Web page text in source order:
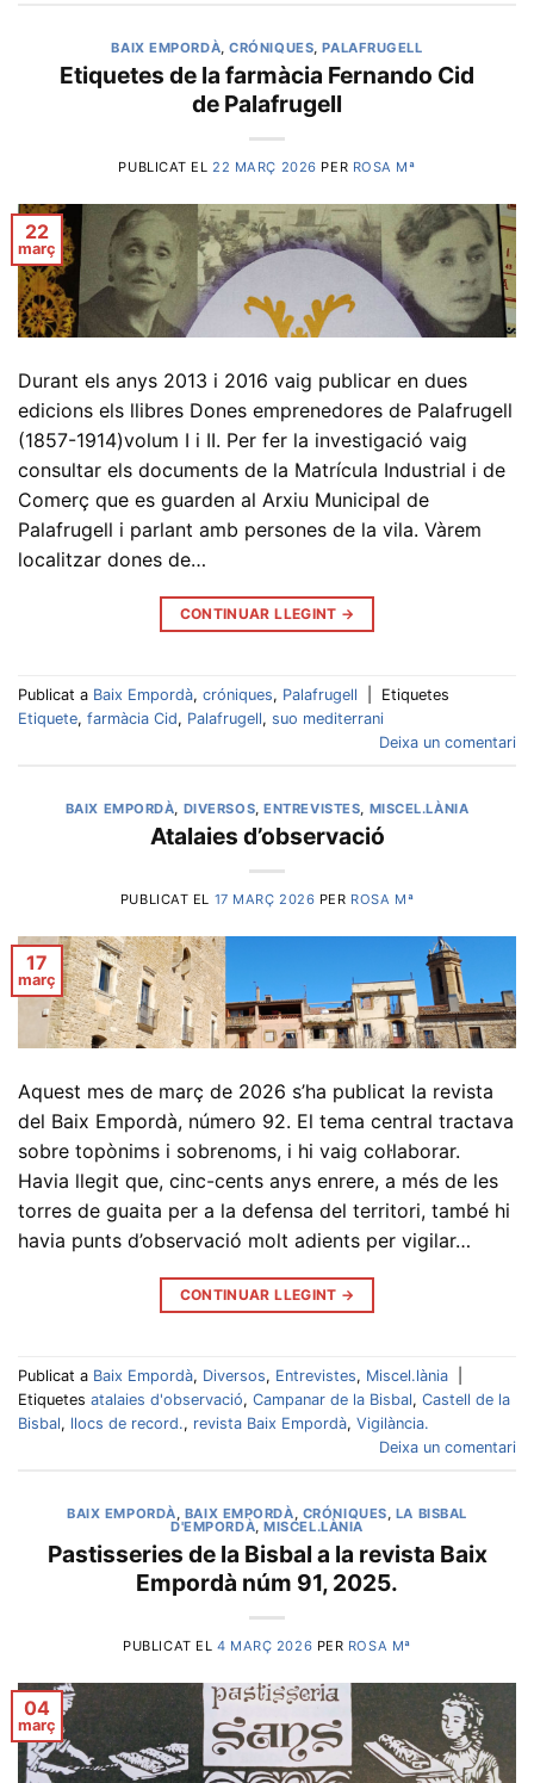
BAIX EMPORDÀ,CRÓNIQUES,PALAFRUGELL
Etiquetes de la farmàcia Fernando Cid
de Palafrugell
PUBLICAT EL22 MARÇ 2026 PER ROSA Mª
22
març
Durant els anys 2013 i 2016 vaig publicar en dues
edicions els llibres Dones emprenedores de Palafrugell
(1857-1914)volum I i II. Per fer la investigació vaig
consultar els documents de la Matrícula Industrial i de
Comerç que es guarden al Arxiu Municipal de
Palafrugell i parlant amb persones de la vila. Vàrem
localitzar dones de…
CONTINUAR LLEGINT →
Publicat a Baix Empordà, cróniques, Palafrugell
Etiquetes
Etiquete, farmàcia Cid, Palafrugell, suo mediterrani
Deixa un comentari
BAIX EMPORDÀ DIVERSOS ,ENTREVISTES MISCEL.LÀNIA
Atalaies d’observació
PUBLICAT EL 17 MARÇ 2026 PER ROSA Mª
17
març
Aquest mes de març de 2026 s’ha publicat la revista
del Baix Empordà, número 92. El tema central tractava
sobre topònims i sobrenoms, i hi vaig col·laborar.
Havia llegit que, cinc-cents anys enrere, a més de les
torres de guaita per a la defensa del territori, també hi
havia punts d’observació molt adients per vigilar…
CONTINUAR LLEGINT →
Publicat a Baix Empordà, Diversos, Entrevistes, Miscel.lània
Etiquetes atalaies d'observació, Campanar de la Bisbal, Castell de la
Bisbal, llocs de record., revista Baix Empordà, Vigilància.
Deixa un comentari
BAIX EMPORDÀ BAIX EMPORDÀ CRÓNIQUES LA BISBAL
D'EMPORDÀ ,MISCEL.LÀNIA
Pastisseries de la Bisbal a la revista Baix
Empordà núm 91, 2025.
PUBLICAT EL 4 MARÇ 2026 PER ROSA Mª
04
març